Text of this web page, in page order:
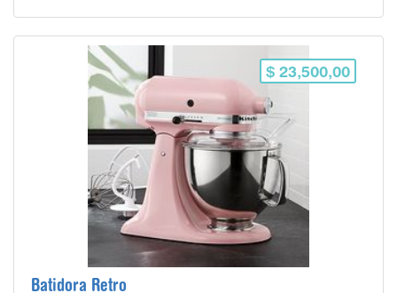
$ 23,500,00
Batidora Retro